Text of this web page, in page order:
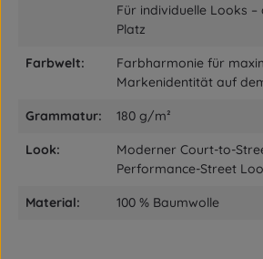
Für individuelle Looks
Platz
Farbwelt:
Farbharmonie für
Markenidentität auf
Grammatur: 180 g/m²
Look:
Moderner Court-to-
Performance-Street
Material: 100 % Baumwolle